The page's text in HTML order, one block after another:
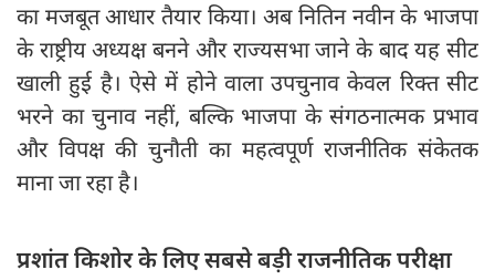
का मजबूत आधार तैयार किया। अब नितिन नवीन के भाजपा
के राष्ट्रीय अध्यक्ष बनने और राज्यसभा जाने के बाद यह सीट
खाली हुई है। ऐसे में होने वाला उपचुनाव केवल रिक्त सीट
भरने का चुनाव नहीं, बल्कि भाजपा के संगठनात्मक प्रभाव
और विपक्ष की चुनौती का महत्वपूर्ण राजनीतिक संकेतक
माना जा रहा है।
प्रशांत किशोर के लिए सबसे बड़ी राजनीतिक परीक्षा